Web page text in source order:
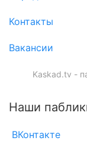
Контакты
Вакансии
Kaskad.tv -
Наши
ВКонтакте